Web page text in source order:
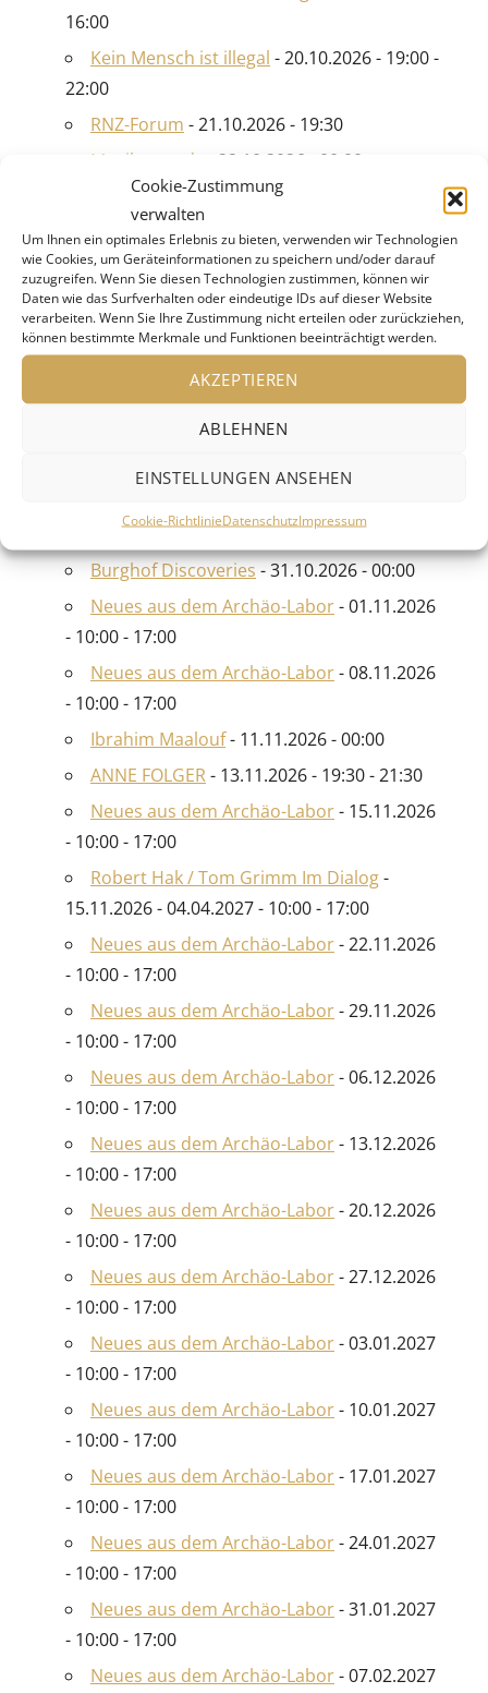
Cookie-Zustimmung
verwalten
Um Ihnen ein optimales Erlebnis zu bieten, verwenden wir Technologien
wie Cookies, um Geräteinformationen zu speichern und/oder darauf
zuzugreifen. Wenn Sie diesen Technologien zustimmen, können wir
Daten wie das Surfverhalten oder eindeutige IDs auf dieser Website
verarbeiten. Wenn Sie Ihre Zustimmung nicht erteilen oder zurückziehen,
können bestimmte Merkmale und Funktionen beeinträchtigt werden.
AKZEPTIEREN
ABLEHNEN
EINSTELLUNGEN ANSEHEN
Cookie-RichtlinieDatenschutzImpressum
16:00
Kein Mensch ist illegal - 20.10.2026 - 19:00 -
22:00
RNZ-Forum - 21.10.2026 - 19:30
Musikcomedy
- 22.10.2026 - 00:00
Yoga für alle- 22.10.2026 - 19:00 - 20:00
Miss Allie - 23.10.2026 - 00:00
Opernmelodien in Eppelheim- 23.10.2026 -
16:00
ANNY HARTMANN- 23.10.2026 - 19:30 -
Jazzrausch Bigband: Eine Technosinfonie-
24.10.2026 - 19:00 - 21:00
Neues aus dem Archäo-Labor- 25.10.2026
Irmgard Knef- 29.10.2026 - 00:00
Burghof Discoveries - 31.10.2026 - 00:00
Neues aus dem Archäo-Labor- 01.11.2026
- 10:00 - 17:00
Neues aus dem Archäo-Labor- 08.11.2026
- 10:00 - 17:00
Ibrahim Maalouf- 11.11.2026 - 00:00
ANNE FOLGER- 13.11.2026 - 19:30 - 21:30
Neues aus dem Archäo-Labor- 15.11.2026
- 10:00 - 17:00
Robert Hak / Tom Grimm Im Dialog-
15.11.2026 - 04.04.2027 - 10:00 - 17:00
Neues aus dem Archäo-Labor- 22.11.2026
- 10:00 - 17:00
Neues aus dem Archäo-Labor- 29.11.2026
- 10:00 - 17:00
Neues aus dem Archäo-Labor- 06.12.2026
- 10:00 - 17:00
Neues aus dem Archäo-Labor- 13.12.2026
- 10:00 - 17:00
Neues aus dem Archäo-Labor- 20.12.2026
- 10:00 - 17:00
Neues aus dem Archäo-Labor- 27.12.2026
- 10:00 - 17:00
Neues aus dem Archäo-Labor- 03.01.2027
- 10:00 - 17:00
Neues aus dem Archäo-Labor- 10.01.2027
- 10:00 - 17:00
Neues aus dem Archäo-Labor- 17.01.2027
- 10:00 - 17:00
Neues aus dem Archäo-Labor- 24.01.2027
- 10:00 - 17:00
Neues aus dem Archäo-Labor- 31.01.2027
- 10:00 - 17:00
Neues aus dem Archäo-Labor- 07.02.2027